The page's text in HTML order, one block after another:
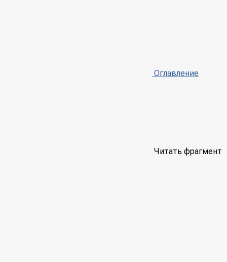
Оглавление
Читать фрагмент